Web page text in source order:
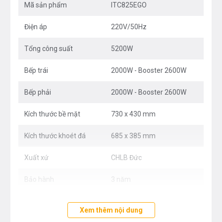
Tính năng sản phẩm
Sử dụng công nghệ
suất + Booster
Công nghệ xanh
“ECOgreen technology”
Công suất cực lớn với tính năng nấu
Hẹn giờ độc lập cho từng vùng nấu
Mã sản phẩm ITC825EGO
Điện áp 220V/50Hz
Tổng công suất 5200W
Bếp trái 2000W - Booster 2600W
Bếp phải 2000W - Booster 2600W
Kích thước bề mặt 730 x 430 mm
Kích thước khoét đá 685 x 385 mm
Xuất xứ CHLB Đức
Bảo hành 3 năm
Xem thêm nội dung